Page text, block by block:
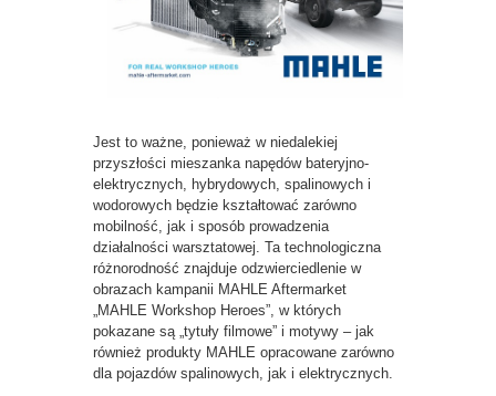
Jest to ważne, ponieważ w niedalekiej
przyszłości mieszanka napędów bateryjno-
elektrycznych, hybrydowych, spalinowych i
wodorowych będzie kształtować zarówno
mobilność, jak i sposób prowadzenia
działalności warsztatowej. Ta technologiczna
różnorodność znajduje odzwierciedlenie w
obrazach kampanii MAHLE Aftermarket
„MAHLE Workshop Heroes”, w których
pokazane są „tytuły filmowe” i motywy – jak
również produkty MAHLE opracowane zarówno
dla pojazdów spalinowych, jak i elektrycznych.